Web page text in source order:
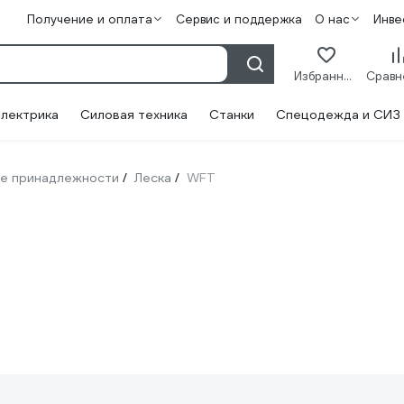
Получение и оплата Сервис и поддержка О нас
Избранное
Силовая техника Станки Спецодежда и СИЗ
принадлежности / Леска / WFT